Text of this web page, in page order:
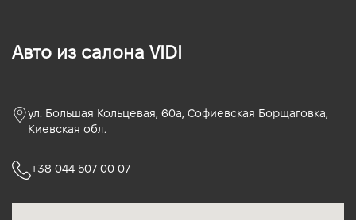
Авто из салона VIDI
ул. Большая Кольцевая, 60а, Софиевская Борщаговка,
Киевская обл.
+38 044 507 00 07